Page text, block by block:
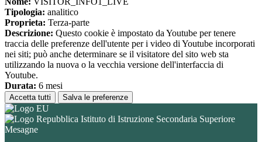
Tipologia: analitico
Proprieta: Terza-parte
Descrizione: Questo cookie è impostato da Youtube per tenere
traccia delle preferenze dell'utente per i video di Youtube incorporati
nei siti; può anche determinare se il visitatore del sito web sta
utilizzando la nuova o la vecchia versione dell'interfaccia di
Youtube.
Durata: 6 mesi
Accetta tutti Salva le preferenze
Istituto di Istruzione Secondaria Superiore
Mesagne